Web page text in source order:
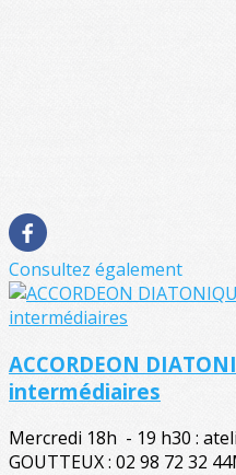
Consultez également
ACCORDEON
intermédiaires
Mercredi 18h - 19 h30
GOUTTEUX : 02 98 72 32